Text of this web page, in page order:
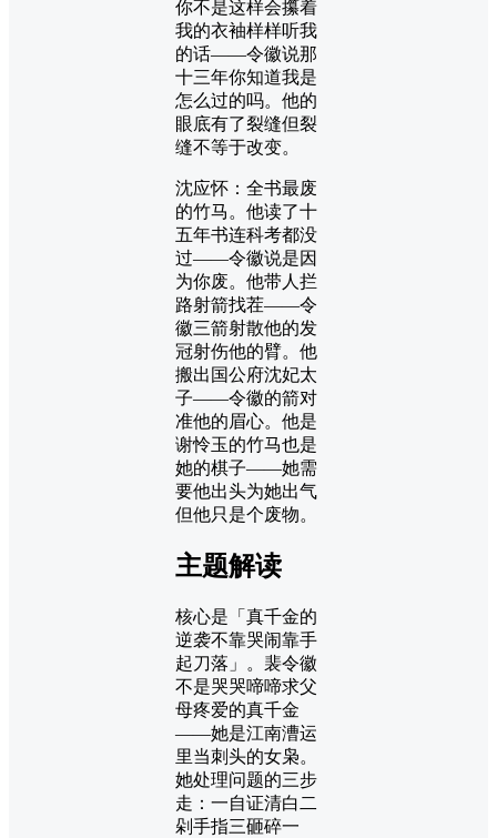
你不是这样会攥着
我的衣袖样样听我
的话——令徽说那
十三年你知道我是
怎么过的吗。他的
眼底有了裂缝但裂
缝不等于改变。
沈应怀：全书最废
的竹马。他读了十
五年书连科考都没
过——令徽说是因
为你废。他带人拦
路射箭找茬——令
徽三箭射散他的发
冠射伤他的臂。他
搬出国公府沈妃太
子——令徽的箭对
准他的眉心。他是
谢怜玉的竹马也是
她的棋子——她需
要他出头为她出气
但他只是个废物。
主题解读
核心是「真千金的
逆袭不靠哭闹靠手
起刀落」。裴令徽
不是哭哭啼啼求父
母疼爱的真千金
——她是江南漕运
里当刺头的女枭。
她处理问题的三步
走：一自证清白二
剁手指三砸碎一